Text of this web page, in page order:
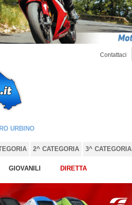
Contattaci
URBINO
2^ CATEGORIA 3^ CATEGORIA
GIOVANILI DIRETTA